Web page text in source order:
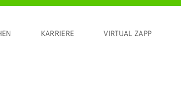
KARRIERE VIRTUAL ZAPP